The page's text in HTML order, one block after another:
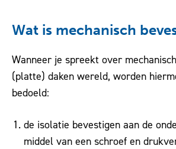
Wat is mechanisch
Wanneer je spreekt over
(platte) daken wereld, worden
bedoeld:
de isolatie bevestigen aan de
middel van een schroef en